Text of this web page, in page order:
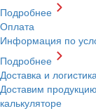
Подробнее
Оплата
Информация по
Подробнее
Доставка и
Доставим
калькуляторе